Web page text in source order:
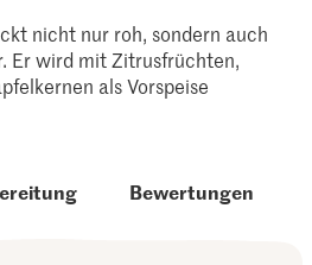
nicht nur roh, sondern auch
Er wird mit Zitrusfrüchten,
als Vorspeise
Bewertungen